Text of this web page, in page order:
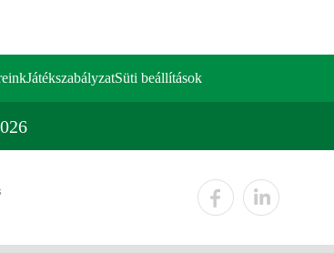
JátékszabályzatSüti beállítások